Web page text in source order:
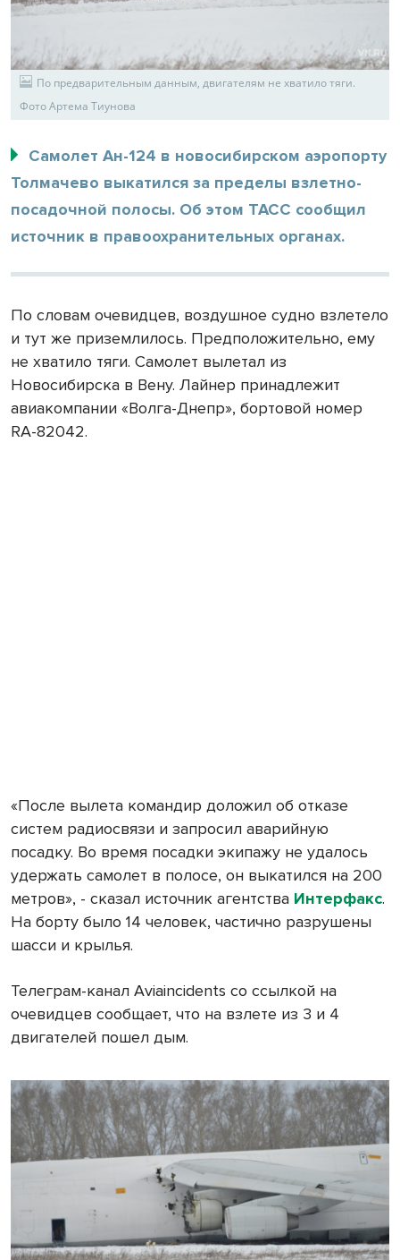
По предварительным данным, двигателям не хватило тяги.
Фото Артема Тиунова
Самолет Ан-124 в новосибирском аэропорту
Толмачево выкатился за пределы взлетно-
посадочной полосы. Об этом ТАСС сообщил
источник в правоохранительных органах.
По словам очевидцев, воздушное судно взлетело
и тут же приземлилось. Предположительно, ему
не хватило тяги. Самолет вылетал из
Новосибирска в Вену. Лайнер принадлежит
авиакомпании «Волга-Днепр», бортовой номер
RA-82042.
«После вылета командир доложил об отказе
систем радиосвязи и запросил аварийную
посадку. Во время посадки экипажу не удалось
удержать самолет в полосе, он выкатился на 200
метров», - сказал источник агентства Интерфакс.
На борту было 14 человек, частично разрушены
шасси и крылья.
Телеграм-канал Aviaincidents со ссылкой на
очевидцев сообщает, что на взлете из 3 и 4
двигателей пошел дым.